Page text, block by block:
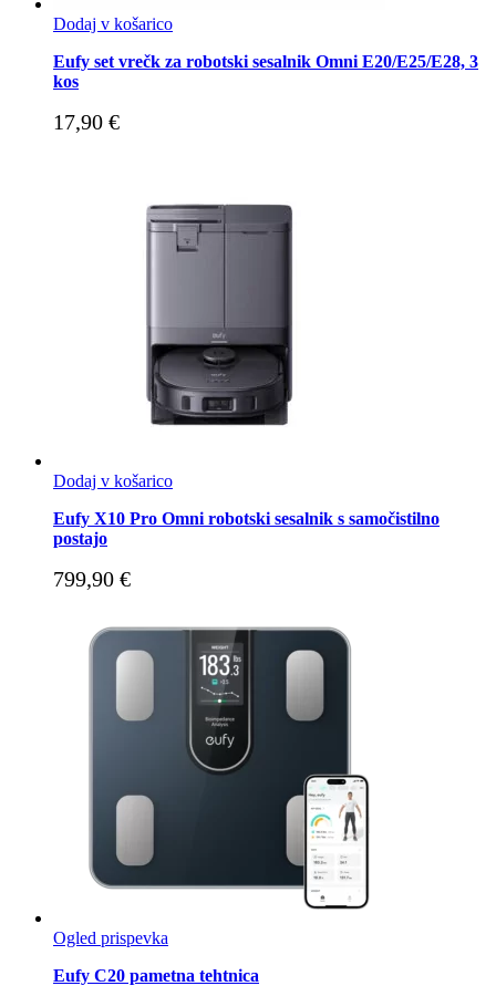
Dodaj v košarico
Eufy set vrečk za robotski sesalnik Omni E20/E25/E28, 3
kos
17,90 €
Dodaj v košarico
Eufy X10 Pro Omni robotski sesalnik s samočistilno
postajo
799,90 €
Ogled prispevka
Eufy C20 pametna tehtnica